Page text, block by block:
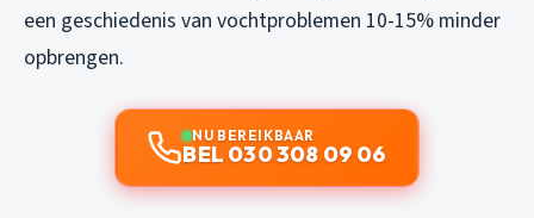
een geschiedenis van vochtproblemen 10-15% minder
opbrengen.
NU BEREIKBAAR
BEL 030 308 09 06